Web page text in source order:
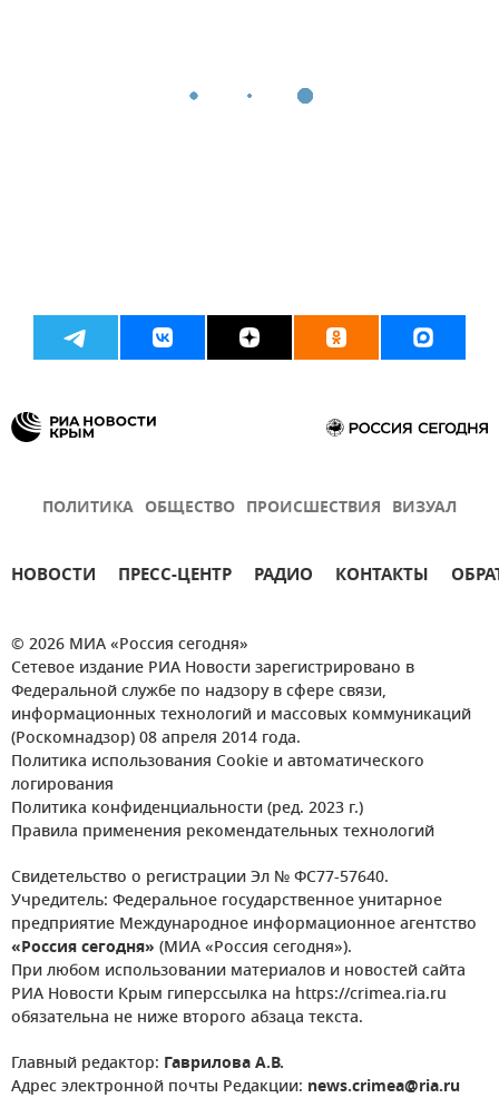
ПОЛИТИКА ОБЩЕСТВО ПРОИСШЕСТВИЯ ВИЗУАЛ
НОВОСТИ ПРЕСС-ЦЕНТР РАДИО КОНТАКТЫ
© 2026 МИА «Россия сегодня»
Сетевое издание РИА Новости зарегистрировано в
Федеральной службе по надзору в сфере связи,
информационных технологий и массовых коммуникаций
(Роскомнадзор) 08 апреля 2014 года.
Политика использования Cookie и автоматического
логирования
Политика конфиденциальности (ред. 2023 г.)
Правила применения рекомендательных технологий
Свидетельство о регистрации Эл № ФС77-57640.
Учредитель: Федеральное государственное унитарное
предприятие Международное информационное агентство
«Россия сегодня» (МИА «Россия сегодня»).
При любом использовании материалов и новостей сайта
РИА Новости Крым гиперссылка на https://crimea.ria.ru
обязательна не ниже второго абзаца текста.
Главный редактор: Гаврилова А.В.
Адрес электронной почты Редакции: news.crimea@ria.ru